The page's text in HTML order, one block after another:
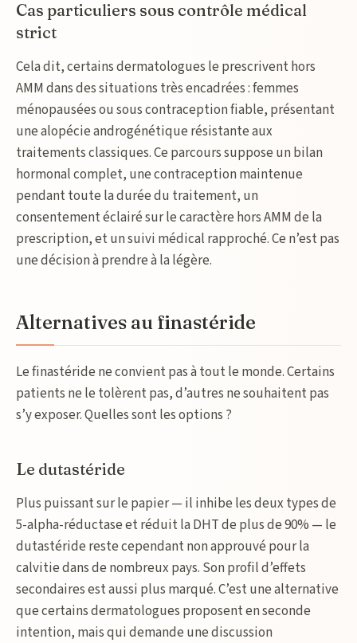
Cas particuliers sous contrôle médical
strict
Cela dit, certains dermatologues le prescrivent hors
AMM dans des situations très encadrées : femmes
ménopausées ou sous contraception fiable, présentant
une alopécie androgénétique résistante aux
traitements classiques. Ce parcours suppose un bilan
hormonal complet, une contraception maintenue
pendant toute la durée du traitement, un
consentement éclairé sur le caractère hors AMM de la
prescription, et un suivi médical rapproché. Ce n’est pas
une décision à prendre à la légère.
Alternatives au finastéride
Le finastéride ne convient pas à tout le monde. Certains
patients ne le tolèrent pas, d’autres ne souhaitent pas
s’y exposer. Quelles sont les options ?
Le dutastéride
Plus puissant sur le papier — il inhibe les deux types de
5-alpha-réductase et réduit la DHT de plus de 90% — le
dutastéride reste cependant non approuvé pour la
calvitie dans de nombreux pays. Son profil d’effets
secondaires est aussi plus marqué. C’est une alternative
que certains dermatologues proposent en seconde
intention, mais qui demande une discussion